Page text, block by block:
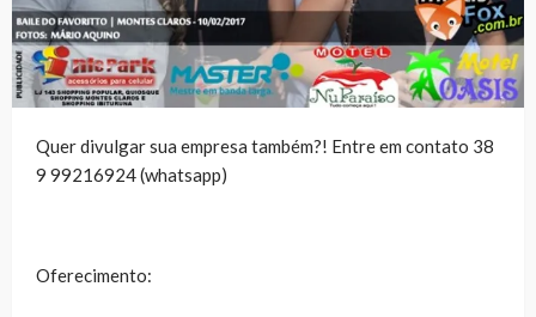
Quer divulgar sua empresa também?! Entre em contato 38
9 99216924 (whatsapp)
Oferecimento: